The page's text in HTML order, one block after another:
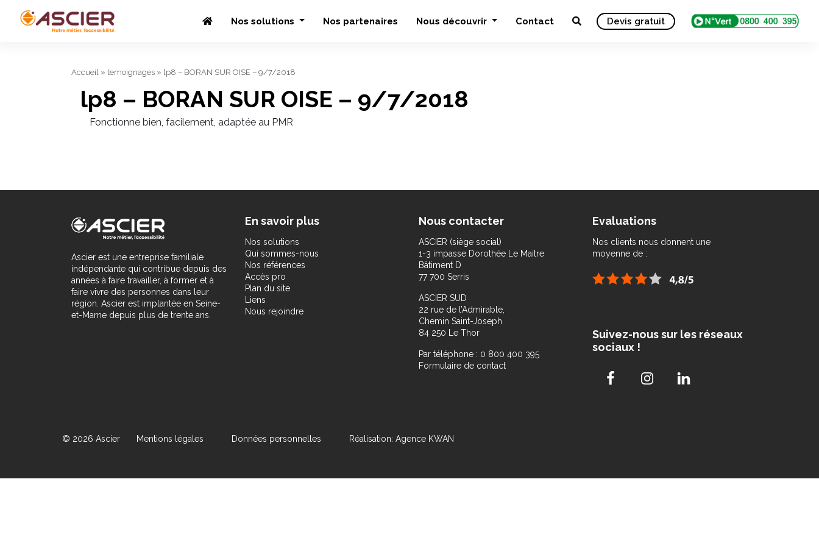
Nos solutions Nos partenaires Nous découvrir Contact Devis gratuit
Accueil » temoignages » lp8 – BORAN SUR OISE – 9/7/2018
lp8 – BORAN SUR OISE – 9/7/2018
Fonctionne bien, facilement, adaptée au PMR
Ascier est une entreprise familiale
indépendante qui contribue depuis des
années à faire travailler, à former et à
faire vivre des personnes dans leur
région. Ascier est implantée en Seine-
et-Marne depuis plus de trente ans.
En savoir plus
Nos solutions
Qui sommes-nous
Nos références
Accès pro
Plan du site
Liens
Nous rejoindre
Nous contacter
ASCIER (siège social)
1-3 impasse Dorothée Le Maitre
Bâtiment D
77 700 Serris
ASCIER SUD
22 rue de l’Admirable,
Chemin Saint-Joseph
84 250 Le Thor
Par téléphone : 0 800 400 395
Formulaire de contact
Evaluations
Nos clients nous donnent une
moyenne de :
Suivez-nous sur les réseaux
sociaux !
© 2026 Ascier Mentions légales Données personnelles Réalisation: Agence KWAN